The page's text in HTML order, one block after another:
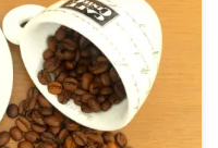
o kavos poveikis dažnai
iš mūsų esame skaitę
– kenkia. Nors
tačiau ne visiems
smegenims. Galbūt tai